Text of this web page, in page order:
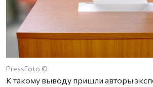
PressFoto ©
К такому выводу пришли авторы